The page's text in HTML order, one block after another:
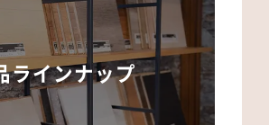
ラインナップ